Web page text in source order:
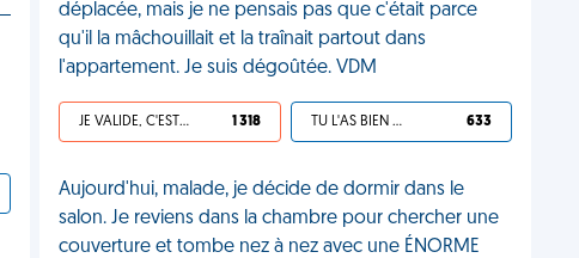
déplacée, mais je ne pensais pas que c'était parce
qu'il la mâchouillait et la traînait partout dans
l'appartement. Je suis dégoûtée. VDM
JE VALIDE, C'EST UNE VDM 1 318 TU L'AS BIEN MÉRITÉ 633
Aujourd'hui, malade, je décide de dormir dans le
salon. Je reviens dans la chambre pour chercher une
couverture et tombe nez à nez avec une ÉNORME